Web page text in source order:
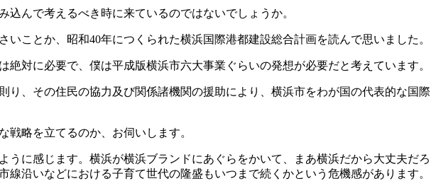
んで考えるべき時に来ているのではないでしょうか。
ことか、昭和40年につくられた横浜国際港都建設総合計画を読んで思いました。
対に必要で、僕は平成版横浜市六大事業ぐらいの発想が必要だと考えています。
、その住民の協力及び関係諸機関の援助により、横浜市をわが国の代表的な国際
略を立てるのか、お伺いします。
に感じます。横浜が横浜ブランドにあぐらをかいて、まあ横浜だから大丈夫だろ
沿いなどにおける子育て世代の隆盛もいつまで続くかという危機感があります。